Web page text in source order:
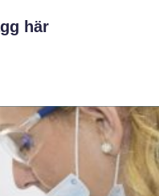
här